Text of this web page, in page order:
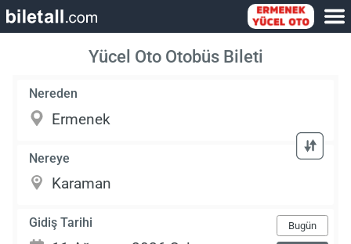
Yücel Oto Otobüs Bileti
Nereden
Nereye
Gidiş Tarihi Bugün